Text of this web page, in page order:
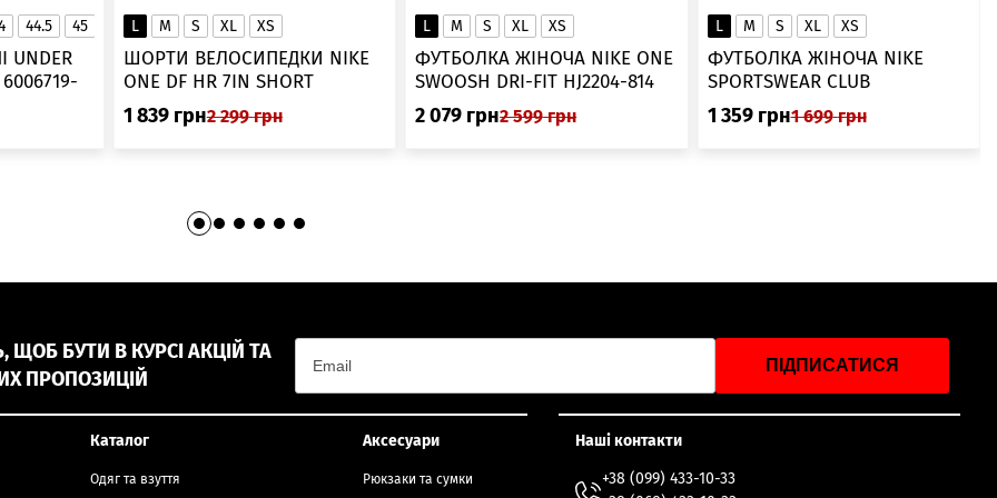
44.5 45 45.5
46
▲
UNDER
L M S XL XS
ШОРТИ ВЕЛОСИПЕДКИ NIKE
ONE DF HR 7IN SHORT
DV9022-010
1 839 грн2 299 грн
L M S XL XS
ФУТБОЛКА ЖІНОЧА NIKE ONE
SWOOSH DRI-FIT HJ2204-814
2 079 грн2 599 грн
L M S XL XS
ФУТБОЛКА ЖІНОЧА NIKE
SPORTSWEAR CLUB
ESSENTIALS DX7902-286
1 359 грн1 699 грн
ЩОБ БУТИ В КУРСІ АКЦІЙ ТА
ПРОПОЗИЦІЙ
ПІДПИСАТИСЯ
Каталог
Одяг та взуття
Аксесуари
Рюкзаки та сумки
Наші контакти
+38 (099) 433-10-33